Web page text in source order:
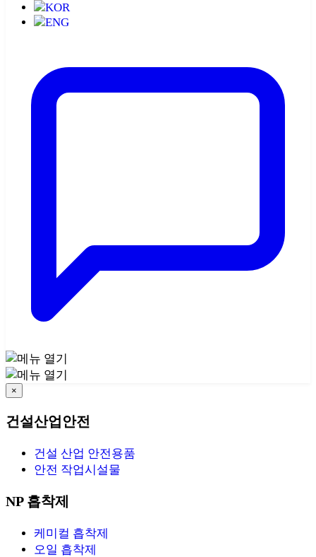
KOR
ENG
×
건설산업안전
건설 산업 안전용품
안전 작업시설물
NP 흡착제
케미컬 흡착제
오일 흡착제